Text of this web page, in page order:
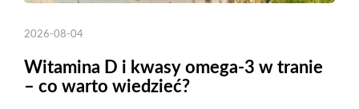
2026-08-04
Witamina D i kwasy omega-3 w tranie
– co warto wiedzieć?